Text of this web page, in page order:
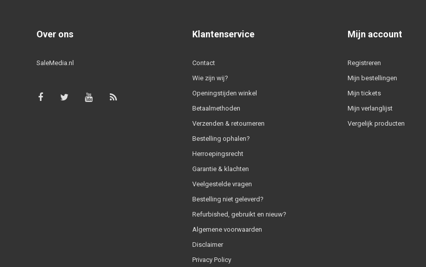
Over ons
SaleMedia.nl
Klantenservice
Contact
Wie zijn wij?
Openingstijden winkel
Betaalmethoden
Verzenden & retourneren
Bestelling ophalen?
Herroepingsrecht
Garantie & klachten
Veelgestelde vragen
Bestelling niet geleverd?
Refurbished, gebruikt en nieuw?
Algemene voorwaarden
Disclaimer
Privacy Policy
Mijn account
Registreren
Mijn bestellingen
Mijn tickets
Mijn verlanglijst
Vergelijk producten